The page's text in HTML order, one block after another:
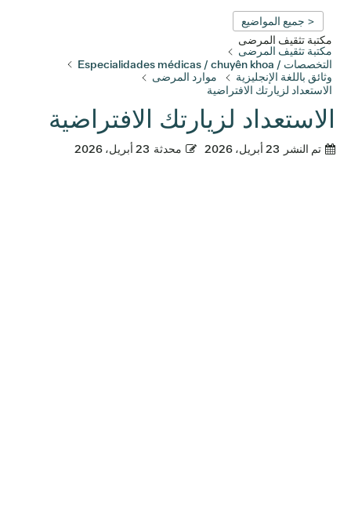
< جميع المواضيع
مكتبة تثقيف المرضى
مكتبة تثقيف المرضى
التخصصات / Especialidades médicas / chuyên khoa
وثائق باللغة الإنجليزية
موارد المرضى
الاستعداد لزيارتك الافتراضية
الاستعداد لزيارتك الافتراضية
تم النشر 23 أبريل، 2026 محدثة 23 أبريل، 2026